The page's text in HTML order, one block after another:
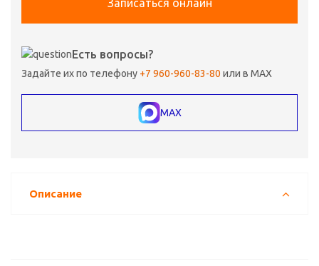
Записаться онлайн
Есть вопросы?
Задайте их по телефону +7 960-960-83-80 или в MAX
MAX
Описание